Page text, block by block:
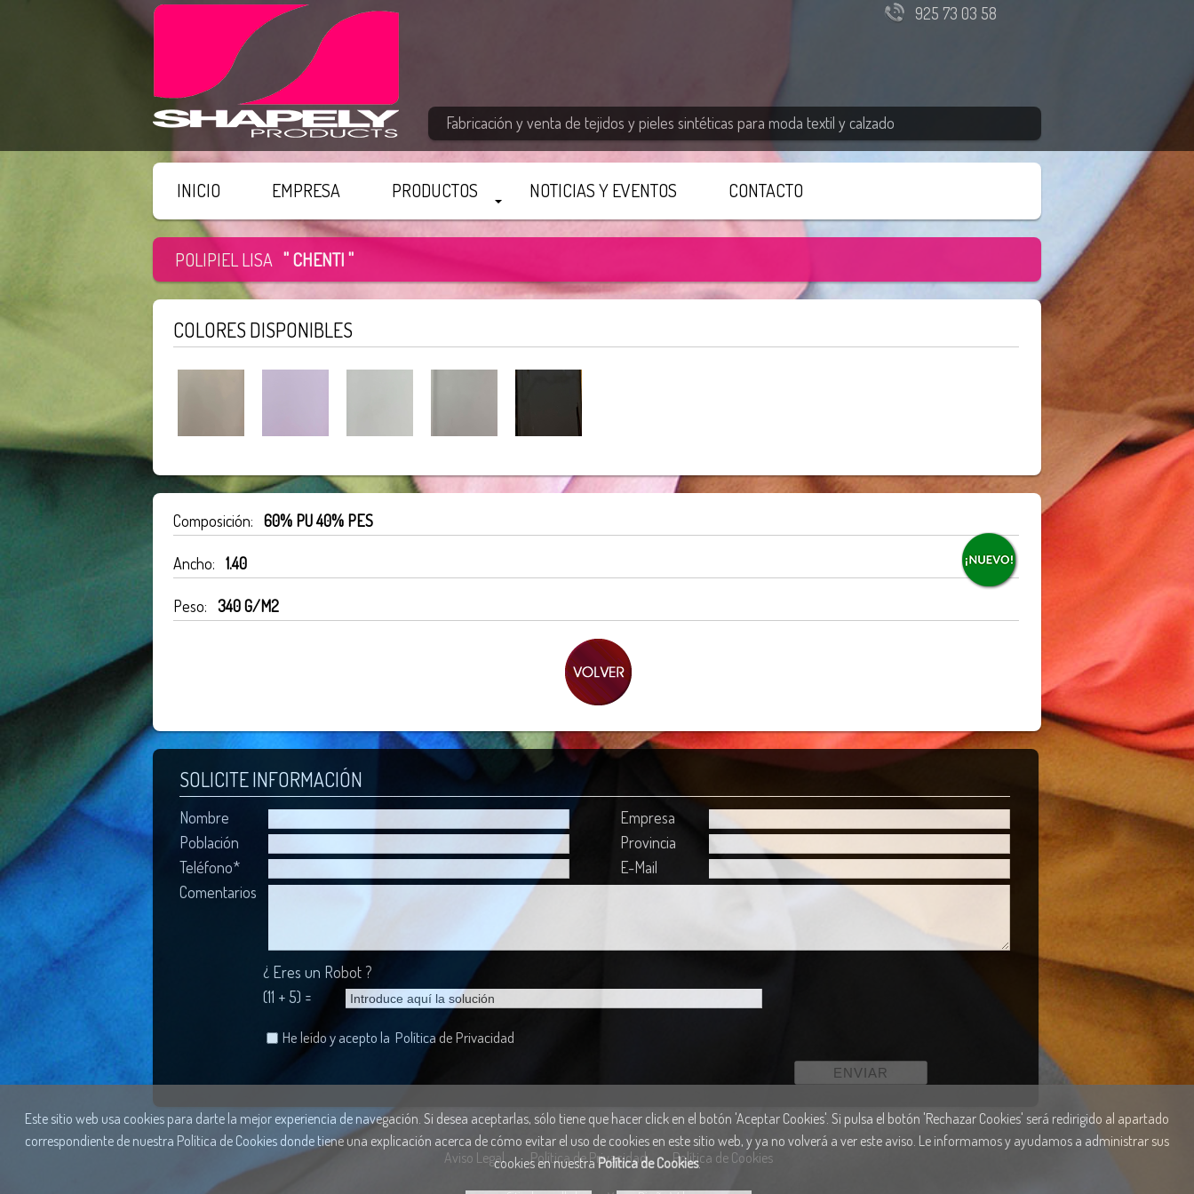
Este sitio web usa cookies para darte la mejor experiencia de navegación. Si desea aceptarlas, sólo tiene que hacer click en el botón 'Aceptar Cookies'. Si pulsa el botón 'Rechazar Cookies' será redirigido al apartado
correspondiente de nuestra Política de Cookies donde tiene una explicación acerca de cómo evitar el uso de cookies en este sitio web, y ya no volverá a ver este aviso. Le informamos y ayudamos a administrar sus
cookies en nuestraPolítica de Cookies.
925 73 03 58
Fabricación y venta de tejidos y pieles sintéticas para moda textil y calzado
INICIO EMPRESA PRODUCTOS NOTICIAS Y EVENTOS CONTACTO
POLIPIEL LISA " CHENTI "
COLORES DISPONIBLES
Composición: 60% PU 40% PES
Ancho: 1.40
Peso: 340 G/M2
SOLICITE INFORMACIÓN
Nombre
Empresa
Población
Provincia
Teléfono*
E-Mail
Comentarios
¿ Eres un Robot ?
(11 + 5) =
He leído y acepto la Política de Privacidad
Aviso Legal Política de Privacidad Política de Cookies